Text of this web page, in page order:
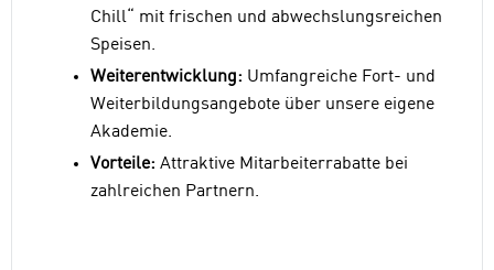
Chill“ mit frischen und abwechslungsreichen
Speisen.
Weiterentwicklung: Umfangreiche Fort- und
Weiterbildungsangebote über unsere eigene
Akademie.
Vorteile: Attraktive Mitarbeiterrabatte bei
zahlreichen Partnern.